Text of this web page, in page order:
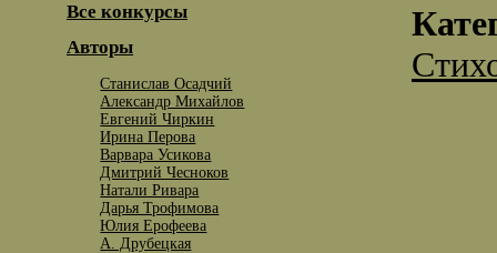
Все конкурсы
Авторы
Станислав Осадчий
Александр Михайлов
Евгений Чиркин
Ирина Перова
Варвара Усикова
Дмитрий Чесноков
Натали Ривара
Дарья Трофимова
Юлия Ерофеева
А. Друбецкая